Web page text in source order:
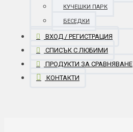
КУЧЕШКИ ПАРК
БЕСЕДКИ
ВХОД / РЕГИСТРАЦИЯ
СПИСЪК С ЛЮБИМИ
ПРОДУКТИ ЗА СРАВНЯВАНЕ
КОНТАКТИ